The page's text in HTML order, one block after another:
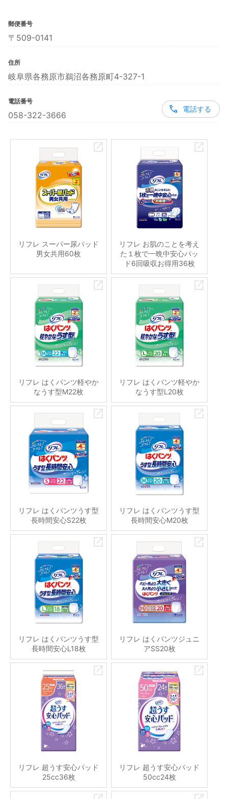
郵便番号
〒509-0141
住所
岐阜県各務原市鵜沼各務原町4-327-1
電話番号
058-322-3666
電話する
リフレ スーパー尿パッド
男女共用60枚
リフレ お肌のことを考え
た１枚で一晩中安心パッ
ド6回吸収お得用36枚
リフレ はくパンツ軽やか
なうす型M22枚
リフレ はくパンツ軽やか
なうす型L20枚
リフレ はくパンツうす型
長時間安心S22枚
リフレ はくパンツうす型
長時間安心M20枚
リフレ はくパンツうす型
長時間安心L18枚
リフレ はくパンツジュニ
アSS20枚
リフレ 超うす安心パッド
25cc36枚
リフレ 超うす安心パッド
50cc24枚